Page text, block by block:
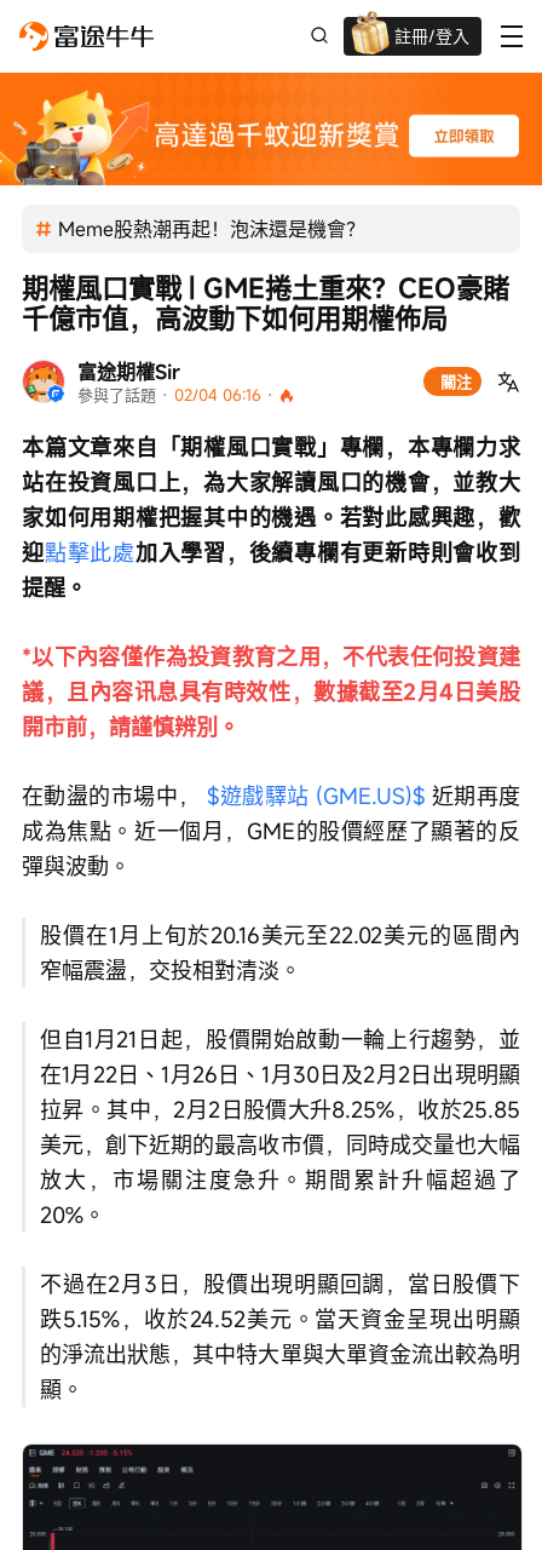
註冊/登入
迎新驚喜賞 股票/BTC等任你揀!
Meme股熱潮再起！泡沫還是機會？
富途期權Sir
參與了話題 · 02/04 06:16 ·
關注
期權風口實戰 | GME捲土重來？CEO豪賭
千億市值，高波動下如何用期權佈局
本篇文章來自「期權風口實戰」專欄，本專欄力求
站在投資風口上，為大家解讀風口的機會，並教大
家如何用期權把握其中的機遇。若對此感興趣，歡
迎點擊此處加入學習，後續專欄有更新時則會收到
提醒。
*以下內容僅作為投資教育之用，不代表任何投資建
議，且內容讯息具有時效性，數據截至2月4日美股
開市前，請謹慎辨別。
在動盪的市場中， $遊戲驛站 (GME.US)$ 近期再度
成為焦點。近一個月，GME的股價經歷了顯著的反
彈與波動。
股價在1月上旬於20.16美元至22.02美元的區間內
窄幅震盪，交投相對清淡。
但自1月21日起，股價開始啟動一輪上行趨勢，並
在1月22日、1月26日、1月30日及2月2日出現明顯
拉昇。其中，2月2日股價大升8.25%，收於25.85
美元，創下近期的最高收市價，同時成交量也大幅
放大，市場關注度急升。期間累計升幅超過了
20%。
不過在2月3日，股價出現明顯回調，當日股價下
跌5.15%，收於24.52美元。當天資金呈現出明顯
的淨流出狀態，其中特大單與大單資金流出較為明
顯。